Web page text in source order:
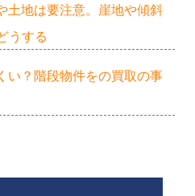
土地は要注意。崖地や傾斜
うする
い？階段物件をの買取の事